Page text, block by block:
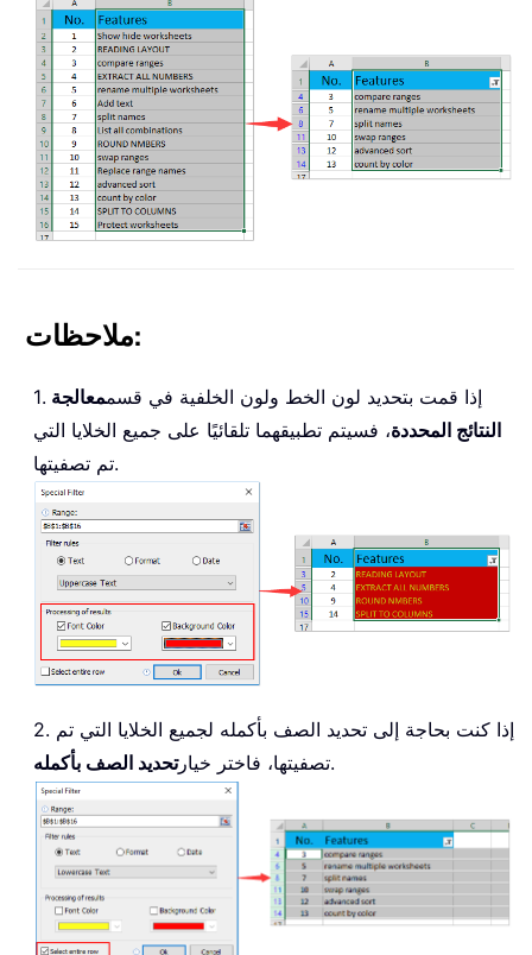
ملاحظات:
1. إذا قمت بتحديد لون الخط ولون الخلفية في قسممعالجة
النتائج المحددة، فسيتم تطبيقهما تلقائيًا على جميع الخلايا التي
تم تصفيتها.
2. إذا كنت بحاجة إلى تحديد الصف بأكمله لجميع الخلايا التي تم
تصفيتها، فاختر خيارتحديد الصف بأكمله .